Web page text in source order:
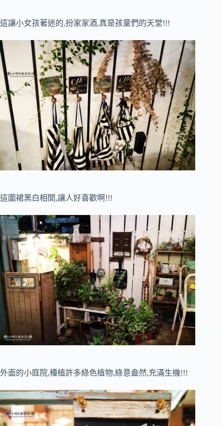
這讓小女孩著迷的,扮家家酒,真是孩童們的天堂!!!
這圍裙黑白相間,讓人好喜歡啊!!!
外面的小庭院,種植許多綠色植物,綠意盎然,充滿生機!!!